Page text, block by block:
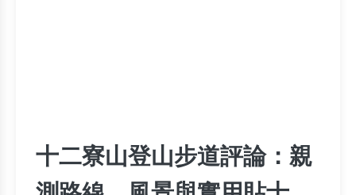
十二寮山登山步道評論：親